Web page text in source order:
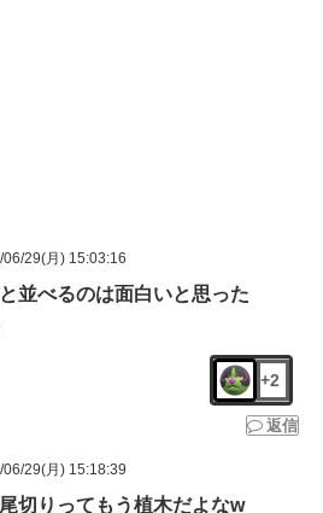
29(月) 15:03:16
並べるのは面白いと思った
+2
返信
29(月) 15:18:39
切りってもう植木だよなw